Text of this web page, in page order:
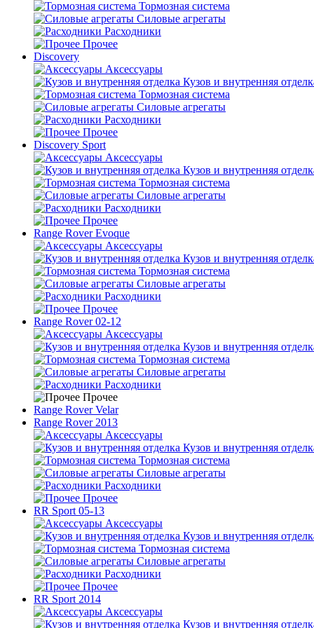
Тормозная система
Силовые агрегаты
Расходники
Прочее
Discovery
Аксессуары
Кузов и внутренняя
Тормозная система
Силовые агрегаты
Расходники
Прочее
Discovery Sport
Аксессуары
Кузов и внутренняя
Тормозная система
Силовые агрегаты
Расходники
Прочее
Range Rover Evoque
Аксессуары
Кузов и внутренняя
Тормозная система
Силовые агрегаты
Расходники
Прочее
Range Rover 02-12
Аксессуары
Кузов и внутренняя
Тормозная система
Силовые агрегаты
Расходники
Прочее
Range Rover Velar
Range Rover 2013
Аксессуары
Кузов и внутренняя
Тормозная система
Силовые агрегаты
Расходники
Прочее
RR Sport 05-13
Аксессуары
Кузов и внутренняя
Тормозная система
Силовые агрегаты
Расходники
Прочее
RR Sport 2014
Аксессуары
Кузов и внутренняя